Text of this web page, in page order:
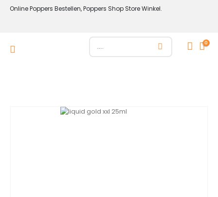
Online Poppers Bestellen, Poppers Shop Store Winkel.
0